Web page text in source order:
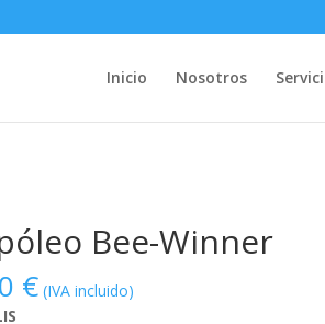
Inicio Nosotros
Bee-Winner
€ (IVA incluido)